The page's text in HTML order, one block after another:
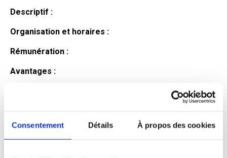
Consentement Détails À propos des cookies
Descriptif :
Organisation et horaires :
Rémunération :
Avantages :
candidat